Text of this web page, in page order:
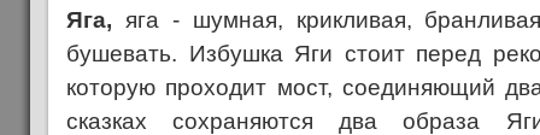
Яга, яга - шумная, крикливая,
бушевать. Избушка Яги стоит перед
которую проходит мост, соединяющий
сказках сохраняются два образа